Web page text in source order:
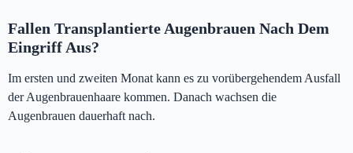
Fallen Transplantierte Augenbrauen Nach Dem
Eingriff Aus?
Im ersten und zweiten Monat kann es zu vorübergehendem Ausfall
der Augenbrauenhaare kommen. Danach wachsen die
Augenbrauen dauerhaft nach.